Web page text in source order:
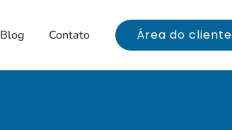
Blog Contato Área do cliente